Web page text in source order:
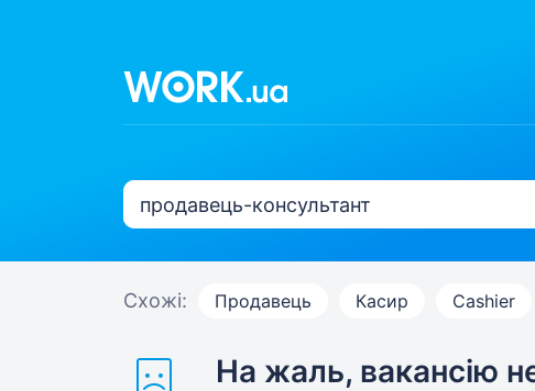
Схожі: Продавець Касир Cashier
На жаль, вакансію